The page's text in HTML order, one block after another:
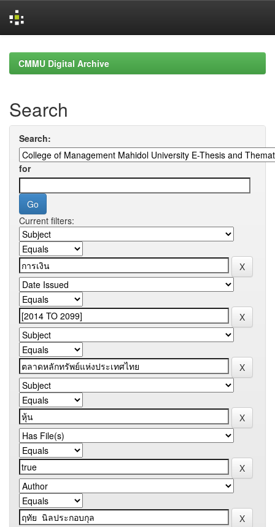
navigationCMMU Digital Archive
Search
Search:
for
Current filters: